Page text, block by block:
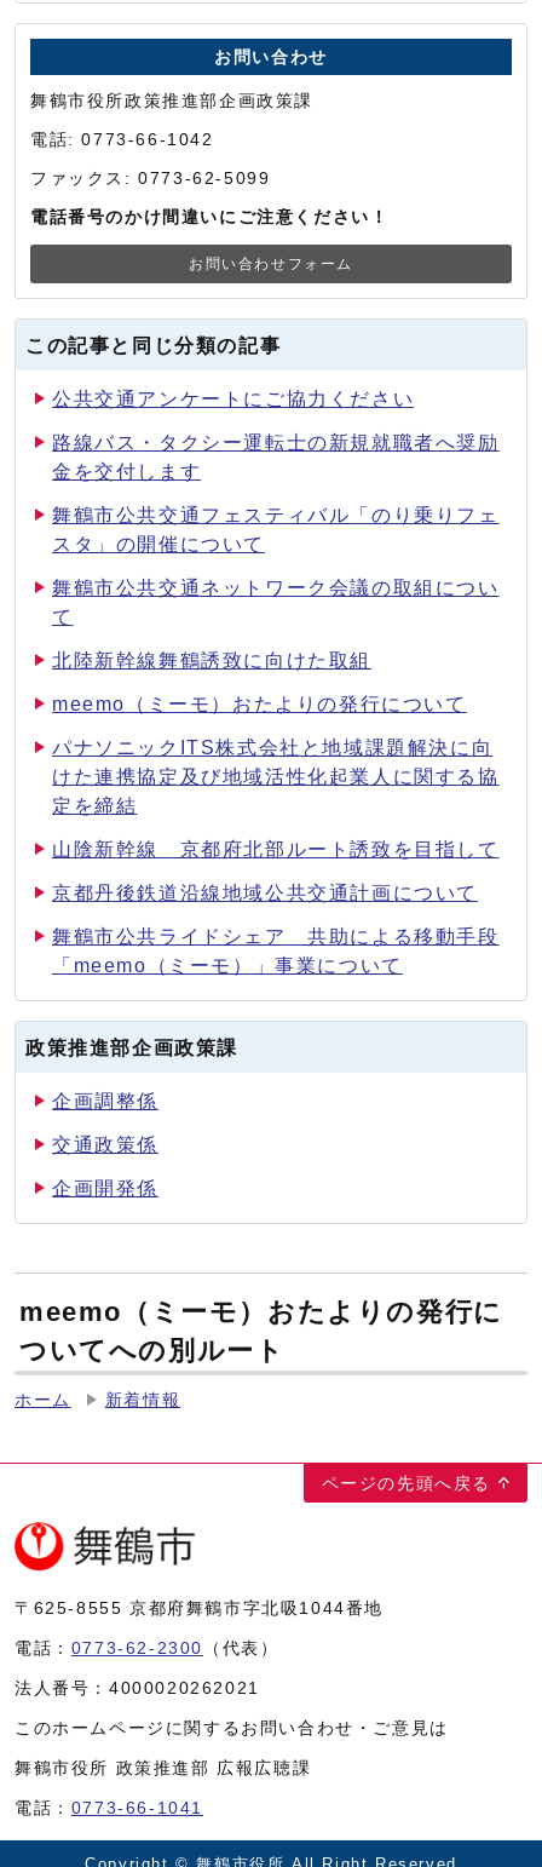
お問い合わせ
舞鶴市役所政策推進部企画政策課
電話: 0773-66-1042
ファックス: 0773-62-5099
電話番号のかけ間違いにご注意ください！
お問い合わせフォーム
この記事と同じ分類の記事
公共交通アンケートにご協力ください
路線バス・タクシー運転士の新規就職者へ奨励
金を交付します
舞鶴市公共交通フェスティバル「のり乗りフェ
スタ」の開催について
舞鶴市公共交通ネットワーク会議の取組につい
て
北陸新幹線舞鶴誘致に向けた取組
meemo（ミーモ）おたよりの発行について
パナソニックITS株式会社と地域課題解決に向
けた連携協定及び地域活性化起業人に関する協
定を締結
山陰新幹線 京都府北部ルート誘致を目指して
京都丹後鉄道沿線地域公共交通計画について
舞鶴市公共ライドシェア 共助による移動手段
「meemo（ミーモ）」事業について
政策推進部企画政策課
企画調整係
交通政策係
企画開発係
meemo（ミーモ）おたよりの発行に
ついてへの別ルート
ホーム 新着情報
ページの先頭へ戻る
〒625-8555 京都府舞鶴市字北吸1044番地
電話： 0773-62-2300 （代表）
法人番号： 4000020262021
このホームページに関するお問い合わせ・ご意見は
舞鶴市役所 政策推進部 広報広聴課
電話： 0773-66-1041